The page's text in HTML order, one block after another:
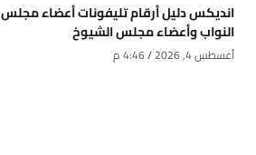
انديكس دليل أرقام تليفونات أعضاء مجلس
النواب وأعضاء مجلس الشيوخ
أغسطس 4, 2026